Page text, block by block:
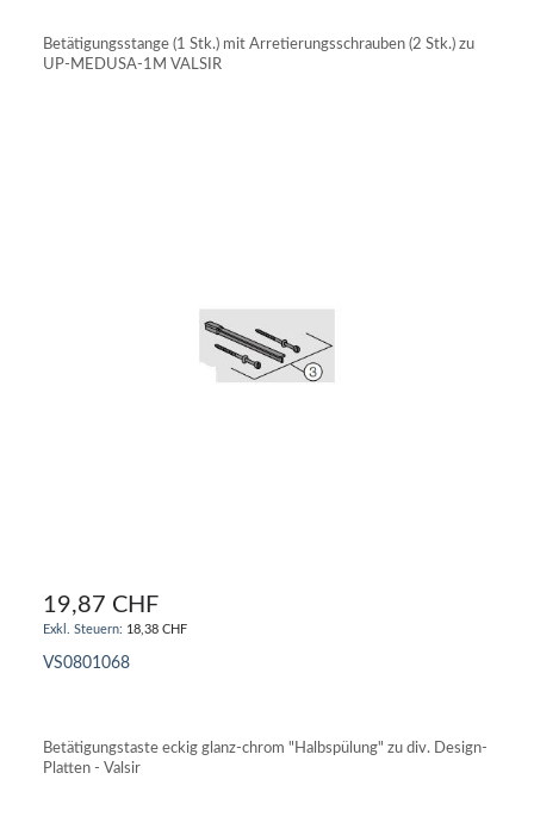
Betätigungsstange (1 Stk.) mit Arretierungsschrauben (2 Stk.) zu
UP-MEDUSA-1M VALSIR
19,87 CHF
18,38 CHF
VS0801068
Betätigungstaste eckig glanz-chrom "Halbspülung" zu div. Design-
Platten - Valsir